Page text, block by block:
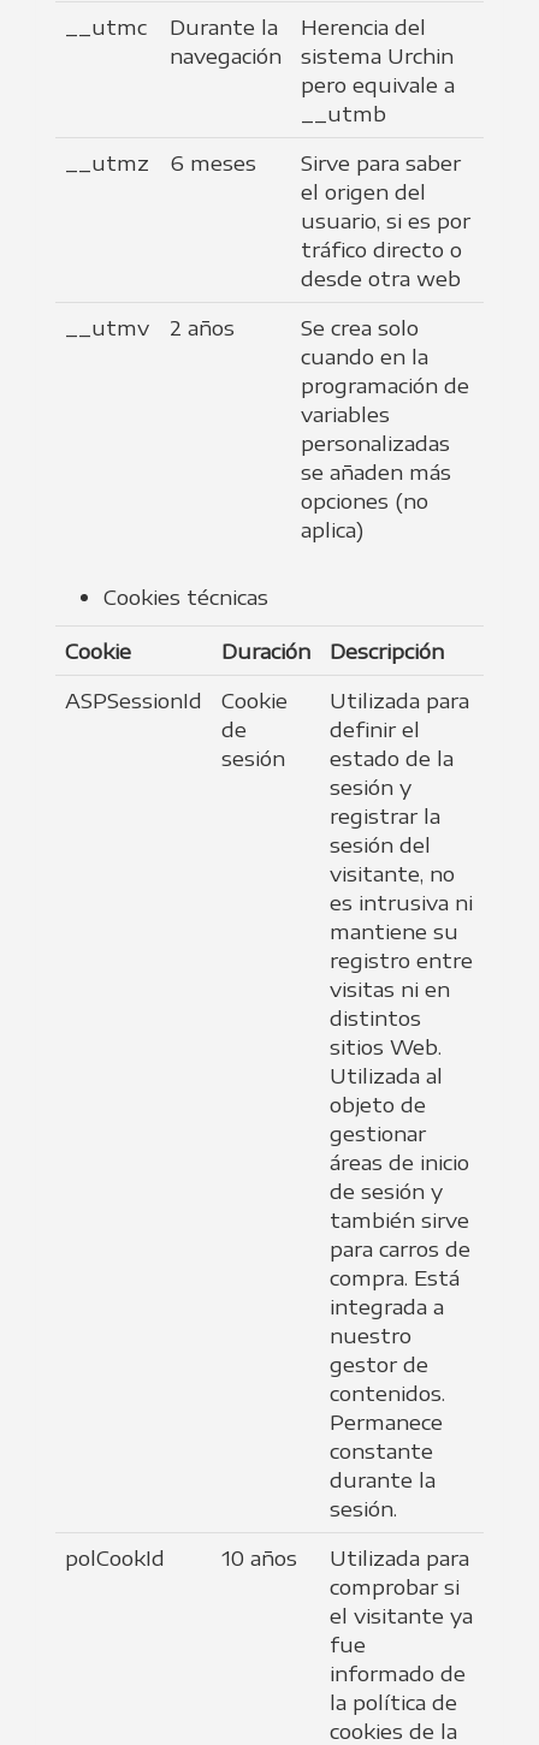
__utmc
Durante la
navegación
Herencia del
sistema Urchin
pero equivale a
__utmb
__utmz
6 meses
Sirve para saber
el origen del
usuario, si es por
tráfico directo o
desde otra web
__utmv
2 años
Se crea solo
cuando en la
programación de
variables
personalizadas
se añaden más
opciones (no
aplica)
Cookies técnicas
Cookie Duración
Descripción
ASPSessionId
Cookie
de
sesión
Utilizada para
definir el
estado de la
sesión y
registrar la
sesión del
visitante, no
es intrusiva ni
mantiene su
registro entre
visitas ni en
distintos
sitios Web.
Utilizada al
objeto de
gestionar
áreas de inicio
de sesión y
también sirve
para carros de
compra. Está
integrada a
nuestro
gestor de
contenidos.
Permanece
constante
durante la
sesión.
polCookId
10 años
Utilizada para
comprobar si
el visitante ya
fue
informado de
la política de
cookies de la